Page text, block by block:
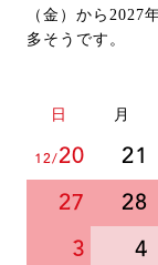
（金）から2027
多そうです。
日 月
12/20 21
27
28
3
4